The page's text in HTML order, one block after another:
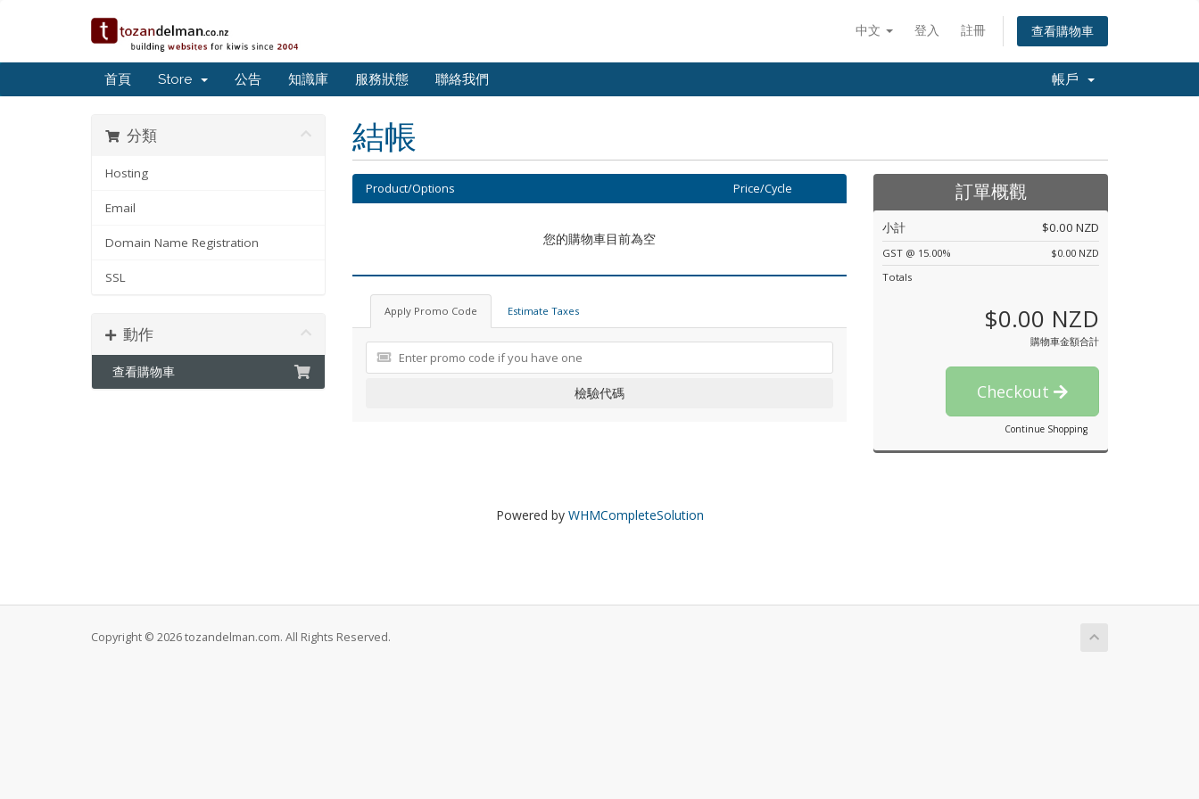
中文 登入 註冊 查看購物車
首頁 Store 公告 知識庫 服務狀態 聯絡我們 帳戶
結帳
分類
Hosting
Email
Domain Name Registration
SSL
動作
查看購物車
Product/Options Price/Cycle
您的購物車目前為空
Apply Promo Code Estimate Taxes
檢驗代碼
訂單概觀
小計 $0.00 NZD
GST @ 15.00%
$0.00 NZD
Totals
$0.00 NZD
購物車金額合計
Checkout
Continue Shopping
Powered by WHMCompleteSolution
Copyright © 2026 tozandelman.com. All Rights Reserved.